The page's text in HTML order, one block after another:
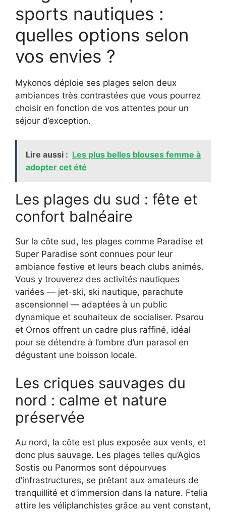
sports nautiques :
quelles options selon
vos envies ?
Mykonos déploie ses plages selon deux
ambiances très contrastées que vous pourrez
choisir en fonction de vos attentes pour un
séjour d’exception.
Lire aussi : Les plus belles blouses femme à
adopter cet été
Les plages du sud : fête et
confort balnéaire
Sur la côte sud, les plages comme Paradise et
Super Paradise sont connues pour leur
ambiance festive et leurs beach clubs animés.
Vous y trouverez des activités nautiques
variées — jet-ski, ski nautique, parachute
ascensionnel — adaptées à un public
dynamique et souhaiteux de socialiser. Psarou
et Ornos offrent un cadre plus raffiné, idéal
pour se détendre à l’ombre d’un parasol en
dégustant une boisson locale.
Les criques sauvages du
nord : calme et nature
préservée
Au nord, la côte est plus exposée aux vents, et
donc plus sauvage. Les plages telles qu’Agios
Sostis ou Panormos sont dépourvues
d’infrastructures, se prêtant aux amateurs de
tranquillité et d’immersion dans la nature. Ftelia
attire les véliplanchistes grâce au vent constant,